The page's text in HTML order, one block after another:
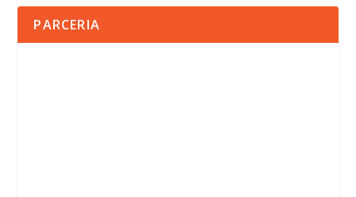
PARCERIA